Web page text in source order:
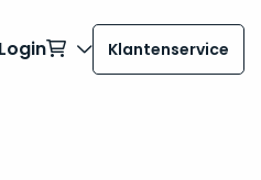
Login Klantenservice